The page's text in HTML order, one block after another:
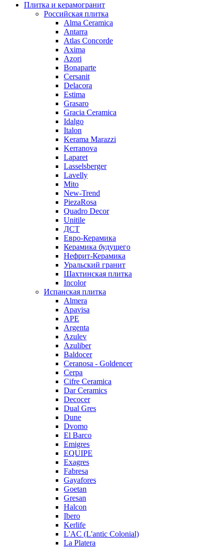
Плитка и керамогранит
Российская плитка
Alma Ceramica
Antarra
Atlas Concorde
Axima
Azori
Bonaparte
Cersanit
Delacora
Estima
Grasaro
Graсia Ceramica
Idalgo
Italon
Kerama Marazzi
Kerranova
Laparet
Lasselsberger
Lavelly
Mito
New-Trend
PiezaRosa
Quadro Decor
Unitile
ДСТ
Евро-Керамика
Керамика будущего
Нефрит-Керамика
Уральский гранит
Шахтинская плитка
Incolor
Испанская плитка
Almera
Apavisa
APE
Argenta
Azulev
Azuliber
Baldocer
Ceranosa - Goldencer
Cerpa
Cifre Ceramica
Dar Ceramics
Decocer
Dual Gres
Dune
Dvomo
El Barco
Emigres
EQUIPE
Exagres
Fabresa
Gayafores
Goetan
Gresan
Halcon
Ibero
Kerlife
L'AC (L'antic Colonial)
La Platera